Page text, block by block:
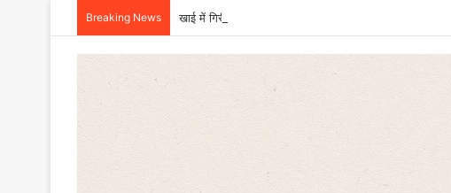
Breaking News खाई में गिरी बोलेरो, एक ही परिवार के छह की मौत, एक किशोर घायल